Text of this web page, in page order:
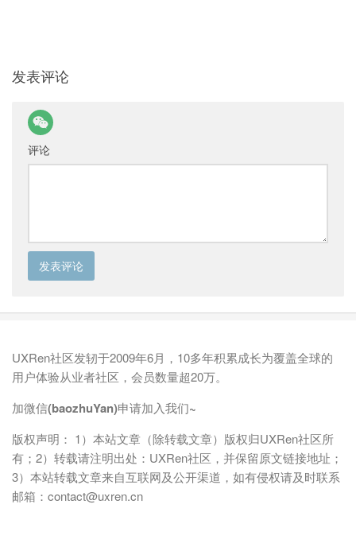
发表评论
评论
UXRen社区发轫于2009年6月，10多年积累成长为覆盖全球的
用户体验从业者社区，会员数量超20万。
加微信(baozhuYan)申请加入我们~
版权声明： 1）本站文章（除转载文章）版权归UXRen社区所
有；2）转载请注明出处：UXRen社区，并保留原文链接地址；
3）本站转载文章来自互联网及公开渠道，如有侵权请及时联系
邮箱：contact@uxren.cn